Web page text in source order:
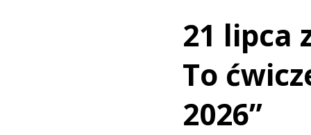
21 lipca
To
2026”